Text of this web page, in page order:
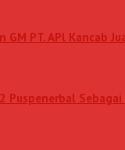
PT. APl Kancab
Puspenerbal